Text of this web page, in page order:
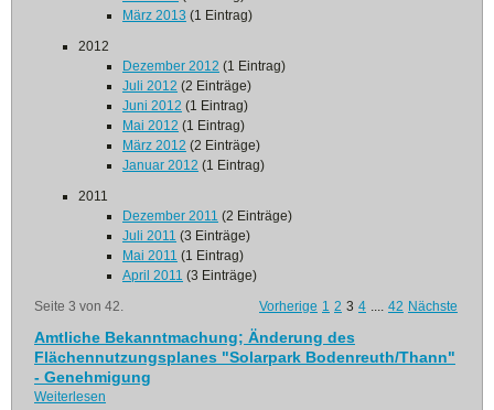
März 2013 (1 Eintrag)
2012
Dezember 2012 (1 Eintrag)
Juli 2012 (2 Einträge)
Juni 2012 (1 Eintrag)
Mai 2012 (1 Eintrag)
März 2012 (2 Einträge)
Januar 2012 (1 Eintrag)
2011
Dezember 2011 (2 Einträge)
Juli 2011 (3 Einträge)
Mai 2011 (1 Eintrag)
April 2011 (3 Einträge)
Seite 3 von 42.
Vorherige 1 2 3 4 .... 42 Nächste
Amtliche Bekanntmachung; Änderung des
Flächennutzungsplanes "Solarpark Bodenreuth/Thann"
- Genehmigung
Weiterlesen